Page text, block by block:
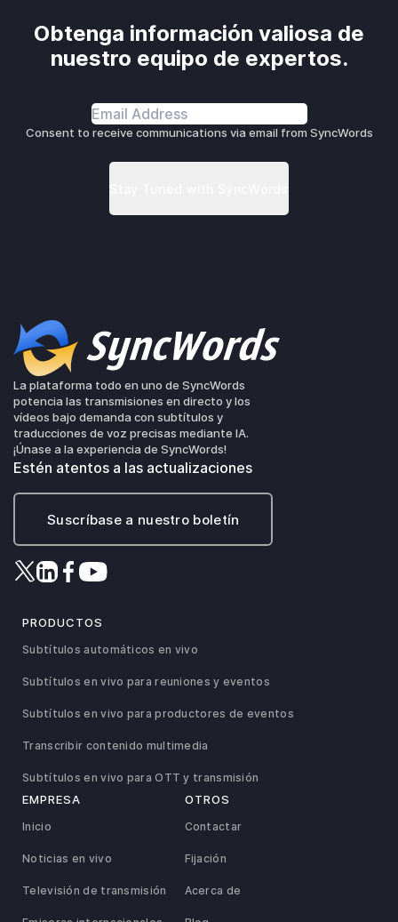
Obtenga información valiosa de
nuestro equipo de expertos.
Consent to receive communications via email from SyncWords
La plataforma todo en uno de SyncWords
potencia las transmisiones en directo y los
vídeos bajo demanda con subtítulos y
traducciones de voz precisas mediante IA.
¡Únase a la experiencia de SyncWords!
Estén atentos a las actualizaciones
Suscríbase a nuestro boletín
PRODUCTOS
Subtítulos automáticos en vivo
Subtítulos en vivo para reuniones y eventos
Subtítulos en vivo para productores de eventos
Transcribir contenido multimedia
Subtítulos en vivo para OTT y transmisión
EMPRESA
Inicio
Noticias en vivo
Televisión de transmisión
OTROS
Contactar
Fijación
Acerca de